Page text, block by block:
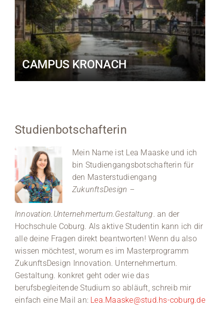
CAMPUS KRONACH
Studienbotschafterin
Mein Name ist Lea Maaske und ich
bin Studiengangsbotschafterin für
den Masterstudiengang
ZukunftsDesign –
Innovation.Unternehmertum.Gestaltung. an der
Hochschule Coburg. Als aktive Studentin kann ich dir
alle deine Fragen direkt beantworten! Wenn du also
wissen möchtest, worum es im Masterprogramm
ZukunftsDesign Innovation. Unternehmertum.
Gestaltung. konkret geht oder wie das
berufsbegleitende Studium so abläuft, schreib mir
einfach eine Mail an: Lea.Maaske@stud.hs-coburg.de